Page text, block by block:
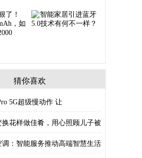
猜你喜欢
5G超级慢动作 让
换花样做佳肴，用心照顾儿子被
：智能服务推动高端智慧生活